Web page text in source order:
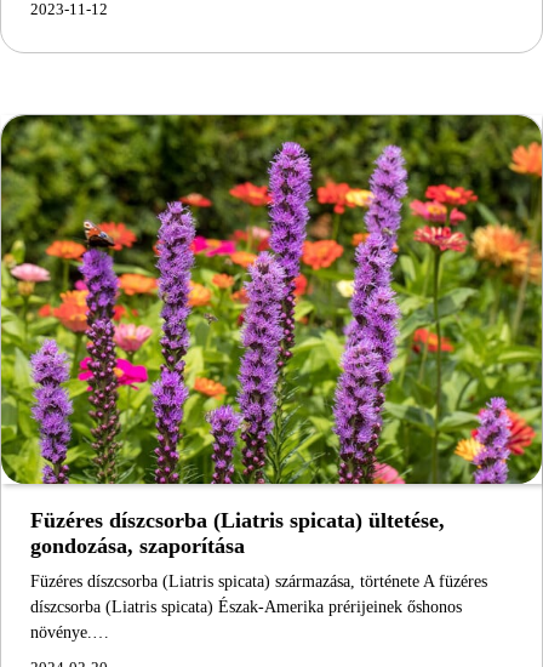
2023-11-12
Füzéres díszcsorba (Liatris spicata) ültetése,
gondozása, szaporítása
Füzéres díszcsorba (Liatris spicata) származása, története A füzéres
díszcsorba (Liatris spicata) Észak-Amerika prérijeinek őshonos
növénye.…